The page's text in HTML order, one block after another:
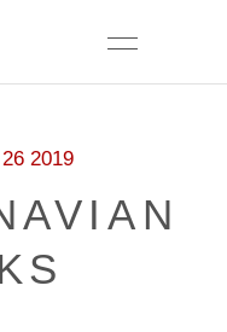
2019